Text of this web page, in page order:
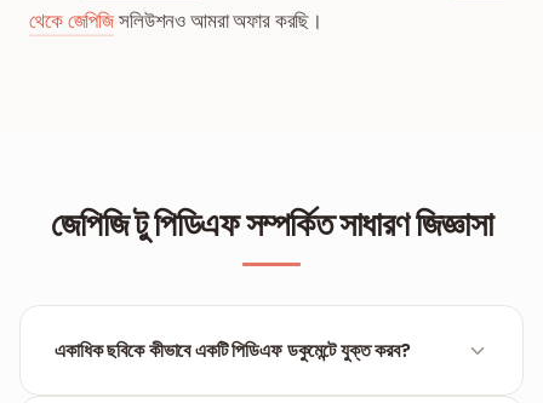
থেকে জেপিজিসলিউশনও আমরা অফার করছি।
জেপিজি টু পিডিএফ সম্পর্কিত সাধারণ জিজ্ঞাসা
একাধিক ছবিকে কীভাবে একটি পিডিএফ ডকুমেন্টে যুক্ত করব?